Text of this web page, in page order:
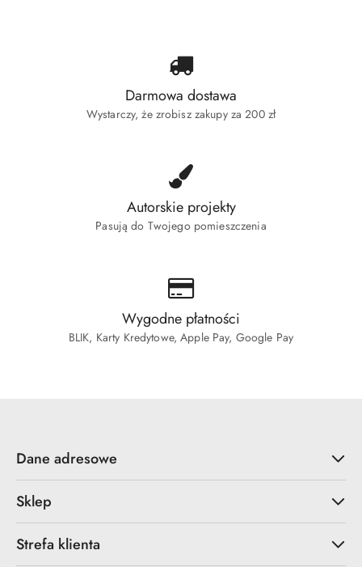
Darmowa dostawa
Wystarczy, że zrobisz zakupy za 200 zł
Autorskie projekty
Pasują do Twojego pomieszczenia
Wygodne płatności
BLIK, Karty Kredytowe, Apple Pay, Google Pay
Dane adresowe
Sklep
Strefa klienta